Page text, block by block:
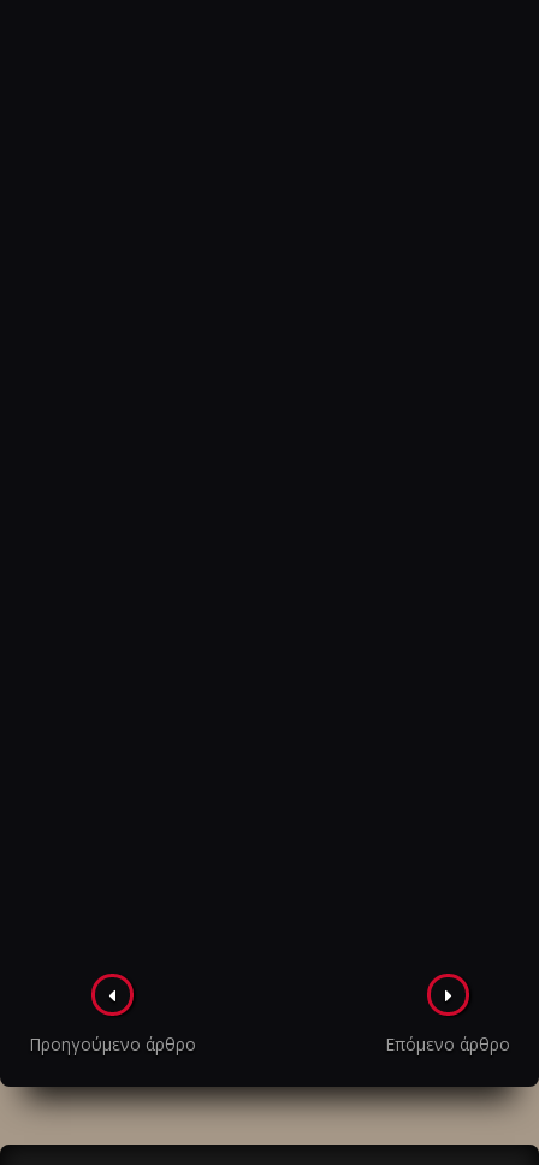
Πλοήγηση
στα
άρθρα
Προηγούμενο άρθρο Επόμενο άρθρο